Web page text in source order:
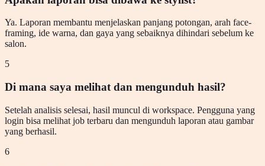
Ya. Laporan membantu menjelaskan panjang potongan, arah face-
framing, ide warna, dan gaya yang sebaiknya dihindari sebelum ke
salon.
5
Di mana saya melihat dan mengunduh hasil?
Setelah analisis selesai, hasil muncul di workspace. Pengguna yang
login bisa melihat job terbaru dan mengunduh laporan atau gambar
yang berhasil.
6